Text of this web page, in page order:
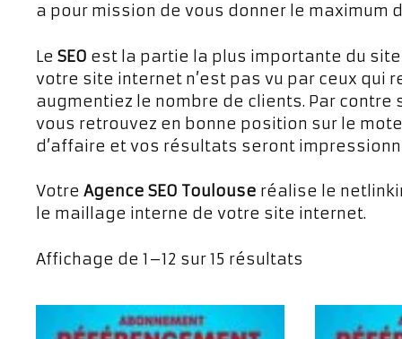
a pour mission de vous donner le
Le SEO est la partie la plus importante du
votre site internet n’est pas vu par ceux qui
augmentiez le nombre de clients. Par
vous retrouvez en bonne position sur le
d’affaire et vos résultats seront
Votre Agence SEO Toulouse réalise le
le maillage interne de votre site internet.
Affichage de 1–12 sur 15 résultats